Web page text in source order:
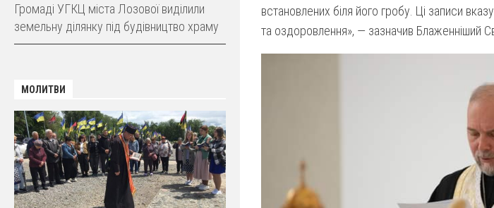
встановлених біля його гробу. Ці записи
та оздоровлення», — зазначив Блаженніший
Громаді УГКЦ міста Лозової виділили
земельну ділянку під будівництво храму
МОЛИТВИ